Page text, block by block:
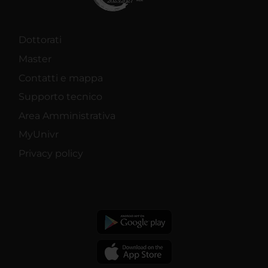
Dottorati
Master
Contatti e mappa
Supporto tecnico
Area Amministrativa
MyUnivr
Privacy policy